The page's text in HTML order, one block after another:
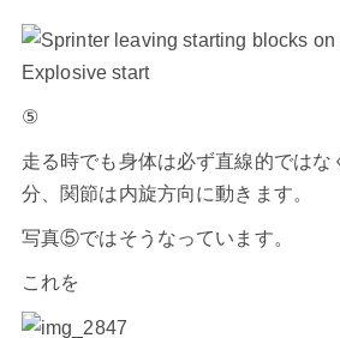
⑤
走る時でも身体は必ず直線的ではな
分、関節は内旋方向に動きます。
写真⑤ではそうなっています。
これを